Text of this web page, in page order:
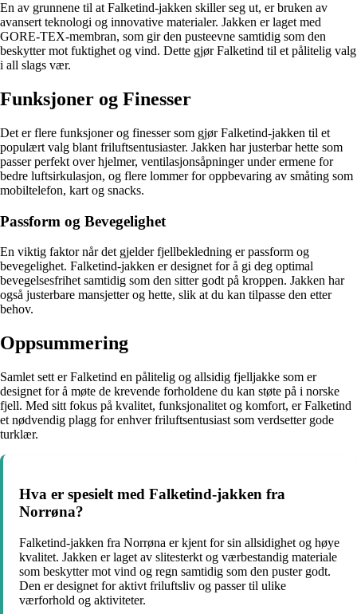
En av grunnene til at Falketind-jakken skiller seg ut, er bruken av
avansert teknologi og innovative materialer. Jakken er laget med
GORE-TEX-membran, som gir den pusteevne samtidig som den
beskytter mot fuktighet og vind. Dette gjør Falketind til et pålitelig valg
i all slags vær.
Funksjoner og Finesser
Det er flere funksjoner og finesser som gjør Falketind-jakken til et
populært valg blant friluftsentusiaster. Jakken har justerbar hette som
passer perfekt over hjelmer, ventilasjonsåpninger under ermene for
bedre luftsirkulasjon, og flere lommer for oppbevaring av småting som
mobiltelefon, kart og snacks.
Passform og Bevegelighet
En viktig faktor når det gjelder fjellbekledning er passform og
bevegelighet. Falketind-jakken er designet for å gi deg optimal
bevegelsesfrihet samtidig som den sitter godt på kroppen. Jakken har
også justerbare mansjetter og hette, slik at du kan tilpasse den etter
behov.
Oppsummering
Samlet sett er Falketind en pålitelig og allsidig fjelljakke som er
designet for å møte de krevende forholdene du kan støte på i norske
fjell. Med sitt fokus på kvalitet, funksjonalitet og komfort, er Falketind
et nødvendig plagg for enhver friluftsentusiast som verdsetter gode
turklær.
Hva er spesielt med Falketind-jakken fra
Norrøna?
Falketind-jakken fra Norrøna er kjent for sin allsidighet og høye
kvalitet. Jakken er laget av slitesterkt og værbestandig materiale
som beskytter mot vind og regn samtidig som den puster godt.
Den er designet for aktivt friluftsliv og passer til ulike
værforhold og aktiviteter.